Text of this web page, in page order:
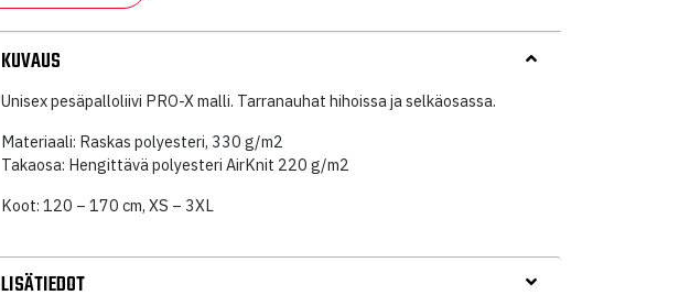
KUVAUS
Unisex pesäpalloliivi PRO-X malli. Tarranauhat hihoissa ja selkäosassa.
Materiaali: Raskas polyesteri, 330 g/m2
Takaosa: Hengittävä polyesteri AirKnit 220 g/m2
Koot: 120 – 170 cm, XS – 3XL
LISÄTIEDOT